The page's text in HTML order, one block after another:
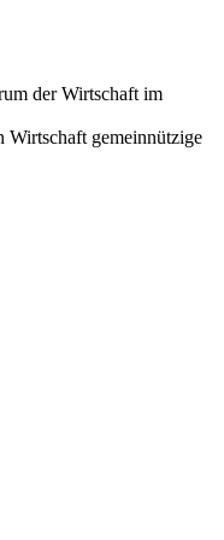
der Wirtschaft im
Wirtschaft gemeinnützige